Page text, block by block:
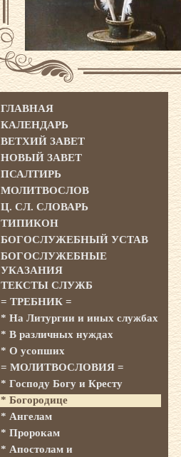
ГЛАВНАЯ
КАЛЕНДАРЬ
ВЕТХИЙ ЗАВЕТ
НОВЫЙ ЗАВЕТ
ПСАЛТИРЬ
МОЛИТВОСЛОВ
Ц. СЛ. СЛОВАРЬ
ТИПИКОН
БОГОСЛУЖЕБНЫЙ УСТАВ
БОГОСЛУЖЕБНЫЕ
УКАЗАНИЯ
ТЕКСТЫ СЛУЖБ
= ТРЕБНИК =
* На Литургии и иных службах
* В различных нуждах
* О усопших
= МОЛИТВОСЛОВИЯ =
* Господу Богу и Кресту
* Богородице
* Ангелам
* Пророкам
* Апостолам и